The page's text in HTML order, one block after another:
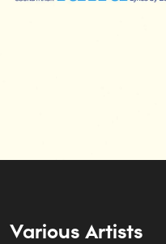
Various Artists